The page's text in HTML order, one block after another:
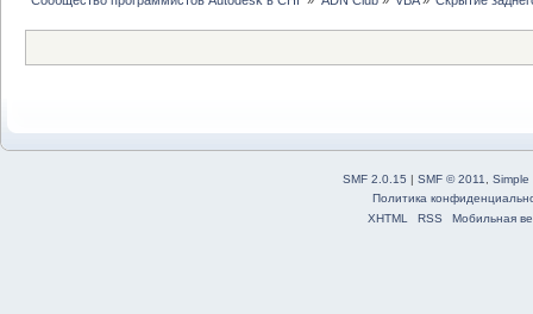
SMF 2.0.15 | SMF © 2011
Simple
Политика
XHTML
RSS Мобильная